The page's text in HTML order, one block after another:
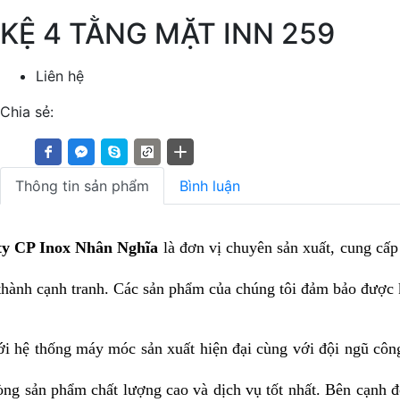
KỆ 4 TẰNG MẶT INN 259
Liên hệ
Chia sẻ:
Thông tin sản phẩm Bình luận
CP Inox Nhân Nghĩa là đơn vị chuyên sản xuất, cung
cạnh tranh. Các sản phẩm của chúng tôi đảm bảo
hệ thống máy móc sản xuất hiện đại cùng với đội ngũ
sản phẩm chất lượng cao và dịch vụ tốt nhất. Bên